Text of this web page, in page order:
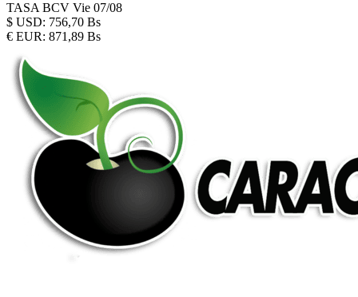
TASA BCV Vie 07/08
$ USD: 756,70 Bs
€ EUR: 871,89 Bs